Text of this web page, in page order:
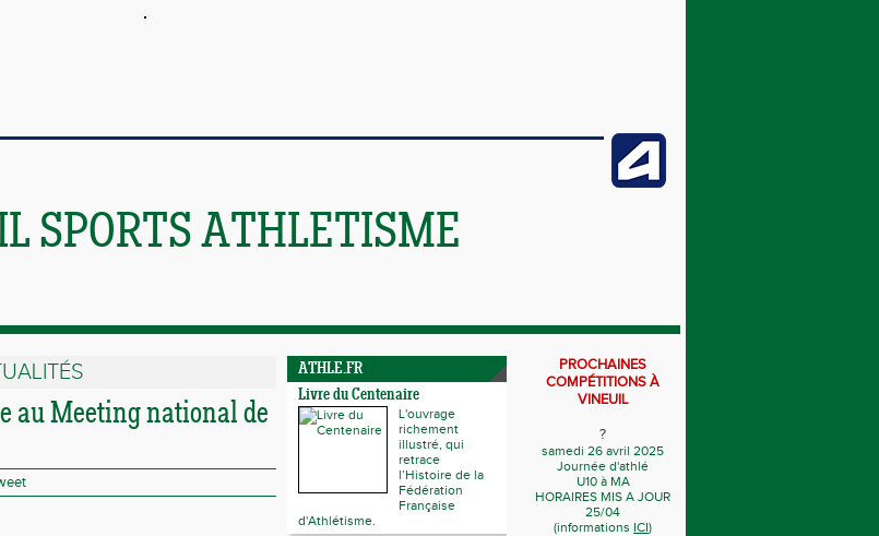
SPORTS ATHLETISME
au Meeting national de
ATHLE.FR
Livre du Centenaire
L'ouvrage
richement
illustré, qui
retrace
l’Histoire de la
Fédération
Française
d'Athlétisme.
PROCHAINES
COMPÉTITIONS À
VINEUIL
?
samedi 26 avril 2025
Journée d'athlé
U10 à MA
HORAIRES MIS A JOUR
25/04
(informations ICI)